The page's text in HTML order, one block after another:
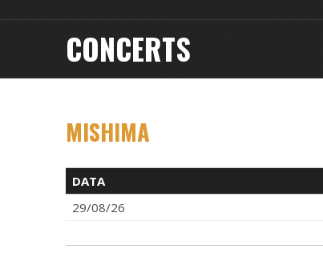
CONCERTS
MISHIMA
DATA
29/08/26